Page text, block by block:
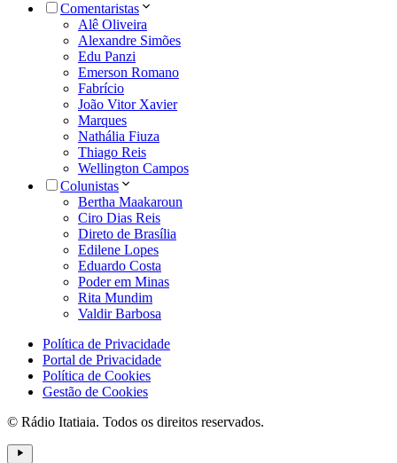
Comentaristas
Alê Oliveira
Alexandre Simões
Edu Panzi
Emerson Romano
Fabrício
João Vitor Xavier
Marques
Nathália Fiuza
Thiago Reis
Wellington Campos
Colunistas
Bertha Maakaroun
Ciro Dias Reis
Direto de Brasília
Edilene Lopes
Eduardo Costa
Poder em Minas
Rita Mundim
Valdir Barbosa
Política de Privacidade
Portal de Privacidade
Política de Cookies
Gestão de Cookies
© Rádio Itatiaia. Todos os direitos reservados.